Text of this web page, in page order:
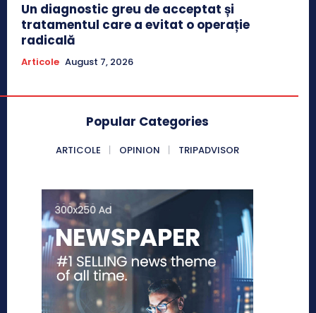
Un diagnostic greu de acceptat și
tratamentul care a evitat o operație
radicală
Articole August 7, 2026
Popular Categories
ARTICOLE OPINION TRIPADVISOR